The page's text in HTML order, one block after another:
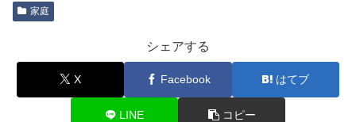
家庭
シェアする
X Facebook はてブ
LINE コピー